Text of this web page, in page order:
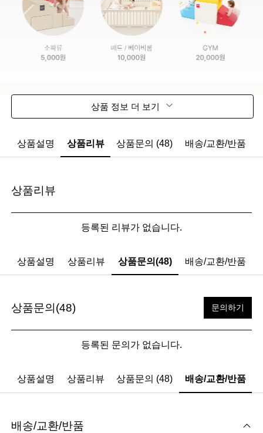
상품 정보 더 보기
상품설명 상품리뷰 상품문의 (48) 배송/교환/반품
상품리뷰
등록된 리뷰가 없습니다.
상품설명 상품리뷰 상품문의(48) 배송/교환/반품
상품문의(48) 문의하기
등록된 문의가 없습니다.
상품설명 상품리뷰 상품문의 (48) 배송/교환/반품
배송/교환/반품